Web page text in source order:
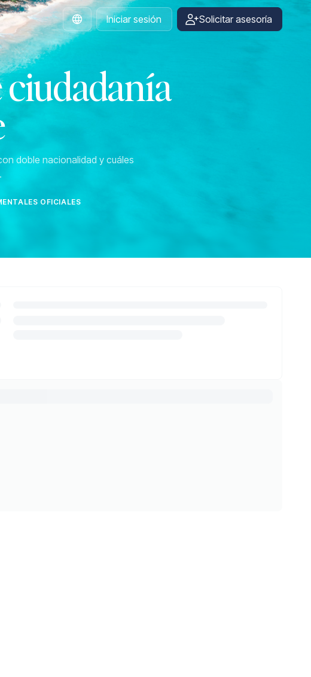
Spanish
Iniciar sesión Solicitar asesoría
doble nacionalidad y cuáles
OFICIALES